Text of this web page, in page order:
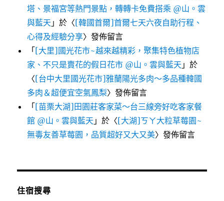
塔、景福宮等熱門景點，轉轉卡免費搭乘 @山。雲
與藍天 」於〈[韓國首爾]首爾七天六夜自助行程、
心得及經驗分享〉發佈留言
「[大里]國光花市~越來越精彩，聚集特色植物店
家、不只是賣花的假日花市 @山。雲與藍天 」於
〈[台中大里國光花市]雅蘭陽光多肉～多品種韓國
多肉＆超便宜空氣鳳梨〉發佈留言
「[苗栗大湖]田園莊客家菜～台三線旁好吃客家餐
館 @山。雲與藍天 」於〈[大湖]ㄎㄚ大粒草莓園~
無毒友善草莓園，品質超好又大又美〉發佈留言
住宿搜尋